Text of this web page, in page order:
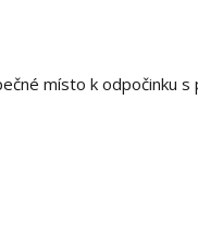
místo k odpočinku